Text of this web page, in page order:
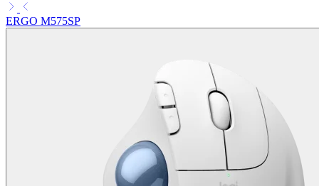
ERGO M575SP